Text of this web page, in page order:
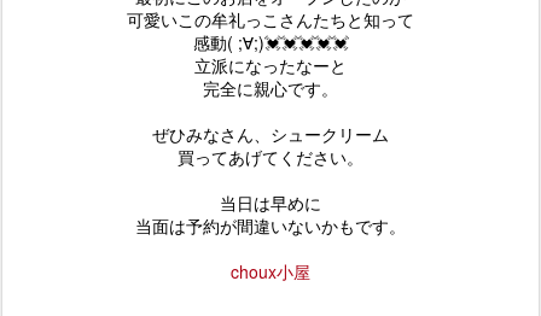
可愛いこの牟礼っこさんたちと知って
感動( ;∀;)💓💓💓💓💓
立派になったなーと
完全に親心です。
ぜひみなさん、シュークリーム
買ってあげてください。
当日は早めに
当面は予約が間違いないかもです。
choux小屋